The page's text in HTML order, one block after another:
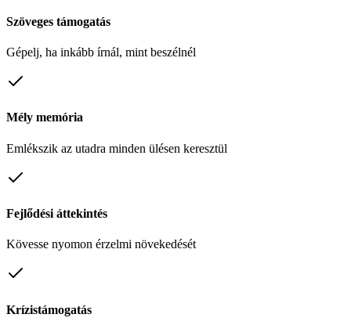
Szöveges támogatás
Gépelj, ha inkább írnál, mint beszélnél
Mély memória
Emlékszik az utadra minden ülésen keresztül
Fejlődési áttekintés
Kövesse nyomon érzelmi növekedését
Krízistámogatás